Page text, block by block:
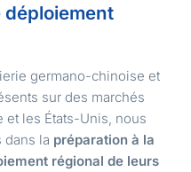
déploiement
germano-chinoise et
sur des marchés
et les États-Unis, nous
dans la préparation à la
régional de leurs